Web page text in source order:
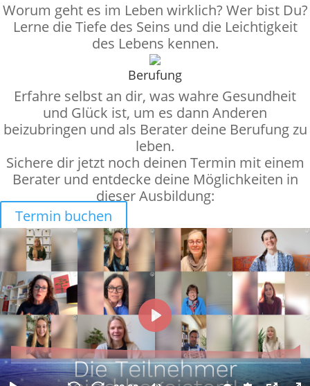
Worum geht es im Leben wirklich? Wer bist Du?
Lerne die Tiefe des Seins und die Leichtigkeit
des Lebens kennen.
Berufung
Erfahre selbst an dir, was wahre Gesundheit
und Glück ist, um es dann Anderen
beizubringen und als Berater deine Berufung zu
leben.
Sichere dir jetzt noch deinen Termin mit einem
Berater und entdecke deine Möglichkeiten in
dieser Ausbildung:
Termin buchen